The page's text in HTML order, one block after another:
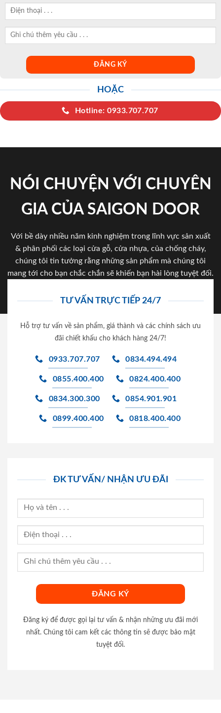
HOẶC
Hotline: 0933.707.707
NÓI CHUYỆN VỚI CHUYÊN
GIA CỦA SAIGON DOOR
Với bề dày nhiều năm kinh nghiệm trong lĩnh vực sản xuất
& phân phối các loại cửa gỗ, cửa nhựa, của chống cháy,
chúng tôi tin tưởng rằng những sản phẩm mà chúng tôi
mang tới cho bạn chắc chắn sẽ khiến bạn hài lòng tuyệt đối.
TƯ VẤN TRỰC TIẾP 24/7
Hỗ trợ tư vấn về sản phẩm, giá thành và các chính sách ưu
đãi chiết khấu cho khách hàng 24/7!
0933.707.707 0834.494.494
0855.400.400 0824.400.400
0834.300.300 0854.901.901
0899.400.400 0818.400.400
ĐK TƯ VẤN/ NHẬN ƯU ĐÃI
Đăng ký để được gọi lại tư vấn & nhận những ưu đãi mới
nhất. Chúng tôi cam kết các thông tin sẽ được bảo mật
tuyệt đối.